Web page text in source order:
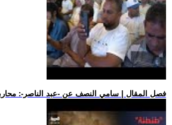
.. فصل المقال | سامي النصف عن -عبد الناصر-: